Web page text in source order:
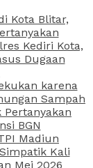
Kota Blitar,
Kediri Kota,
Dugaan
karena
Sampah
BGN
Madiun
Kali
Mei 2026